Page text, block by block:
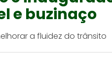
e buzinaço
a fluidez do trânsito